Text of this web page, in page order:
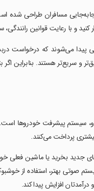
مسافران طراحی شده
و با رعایت قوانین
پیدا می‌شوند که درخواست
و سریع‌تر هستند. بنابراین
پیشرفت خودروها است.
پرداخت می‌کنند.
بخرید یا ماشین فعلی خود
صوتی بهتر، استفاده از
افزایش پیدا کند.